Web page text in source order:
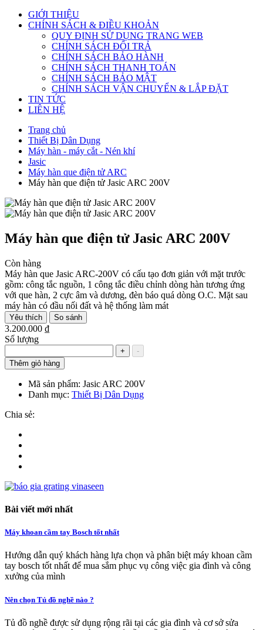
GIỚI THIỆU
CHÍNH SÁCH & ĐIỀU KHOẢN
QUY ĐỊNH SỬ DỤNG TRANG WEB
CHÍNH SÁCH ĐỔI TRẢ
CHÍNH SÁCH BẢO HÀNH
CHÍNH SÁCH THANH TOÁN
CHÍNH SÁCH BẢO MẬT
CHÍNH SÁCH VẬN CHUYỂN & LẮP ĐẶT
TIN TỨC
LIÊN HỆ
Trang chủ
Thiết Bị Dân Dụng
Máy hàn - máy cắt - Nén khí
Jasic
Máy hàn que điện tử ARC
Máy hàn que điện tử Jasic ARC 200V
Máy hàn que điện tử Jasic ARC 200V
Còn hàng
Máy hàn que Jasic ARC-200V có cấu tạo đơn giản với mặt trước
gồm: công tắc nguồn, 1 công tắc điều chỉnh dòng hàn tương ứng
với que hàn, 2 cực âm và dương, đèn báo quá dòng O.C. Mặt sau
máy hàn có đầu nối đất và hệ thống làm mát
Yêu thích So sánh
3.200.000 ₫
Số lượng
+
-
Thêm giỏ hàng
Mã sản phẩm: Jasic ARC 200V
Danh mục: Thiết Bị Dân Dụng
Chia sẻ:
Bài viết mới nhất
Máy khoan cầm tay Bosch tốt nhất
Hướng dẫn quý khách hàng lựa chọn và phân biệt máy khoan cầm
tay bosch tốt nhất để mua sắm phục vụ công việc gia đình và công
xưởng của mình
Nên chọn Tủ đồ nghề nào ?
Tủ đồ nghề được sử dụng rộng rãi tại các gia đình và cơ sở sửa